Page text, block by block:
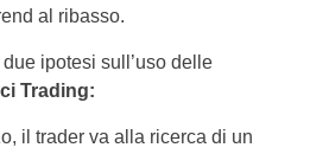
al ribasso.
ipotesi sull’uso delle
Trading:
il trader va alla ricerca di un